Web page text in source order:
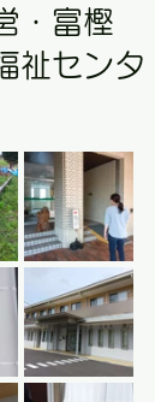
・富樫
祉センタ
れています。